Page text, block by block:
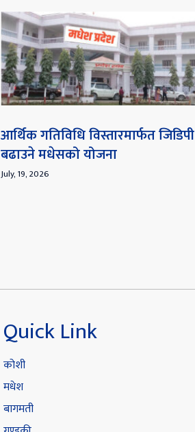
आर्थिक गतिविधि विस्तारमार्फत जिडिपी
बढाउने मधेसको योजना
July, 19, 2026
Quick Link
कोशी
मधेश
बागमती